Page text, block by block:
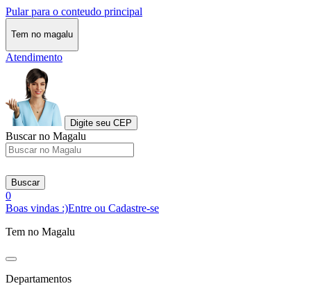
Pular para o conteudo principal
Tem no magalu
Atendimento
Digite seu CEP
Buscar no Magalu
Buscar
0
Boas vindas :)Entre ou Cadastre-se
Tem no Magalu
Departamentos